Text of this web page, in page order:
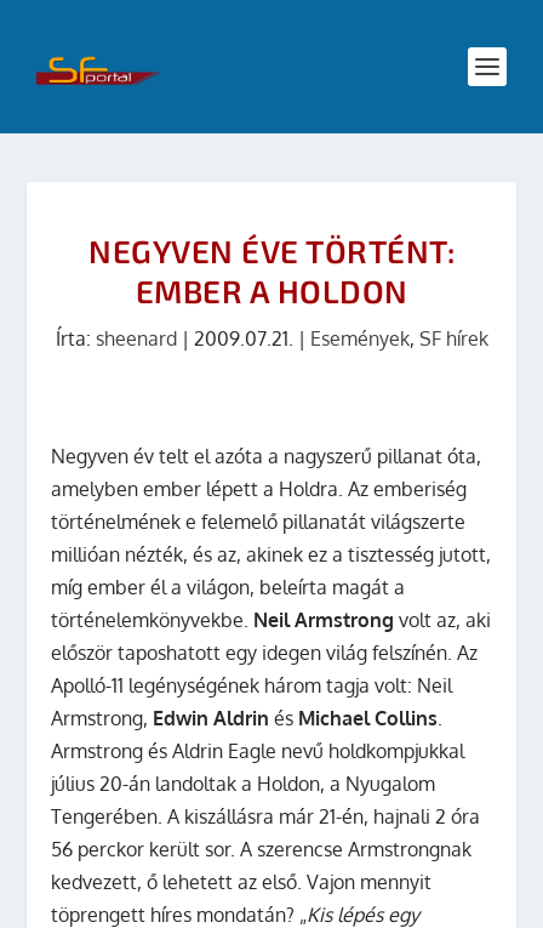
NEGYVEN ÉVE TÖRTÉNT:
EMBER A HOLDON
Írta: sheenard| 2009.07.21. | Események, SF hírek
Negyven év telt el azóta a nagyszerű pillanat óta,
amelyben ember lépett a Holdra. Az emberiség
történelmének e felemelő pillanatát világszerte
millióan nézték, és az, akinek ez a tisztesség jutott,
míg ember él a világon, beleírta magát a
történelemkönyvekbe. Neil Armstrong volt az, aki
először taposhatott egy idegen világ felszínén. Az
Apolló-11 legénységének három tagja volt: Neil
Armstrong, Edwin Aldrin és Michael Collins.
Armstrong és Aldrin Eagle nevű holdkompjukkal
július 20-án landoltak a Holdon, a Nyugalom
Tengerében. A kiszállásra már 21-én, hajnali 2 óra
56 perckor került sor. A szerencse Armstrongnak
kedvezett, ő lehetett az első. Vajon mennyit
töprengett híres mondatán? „Kis lépés egy